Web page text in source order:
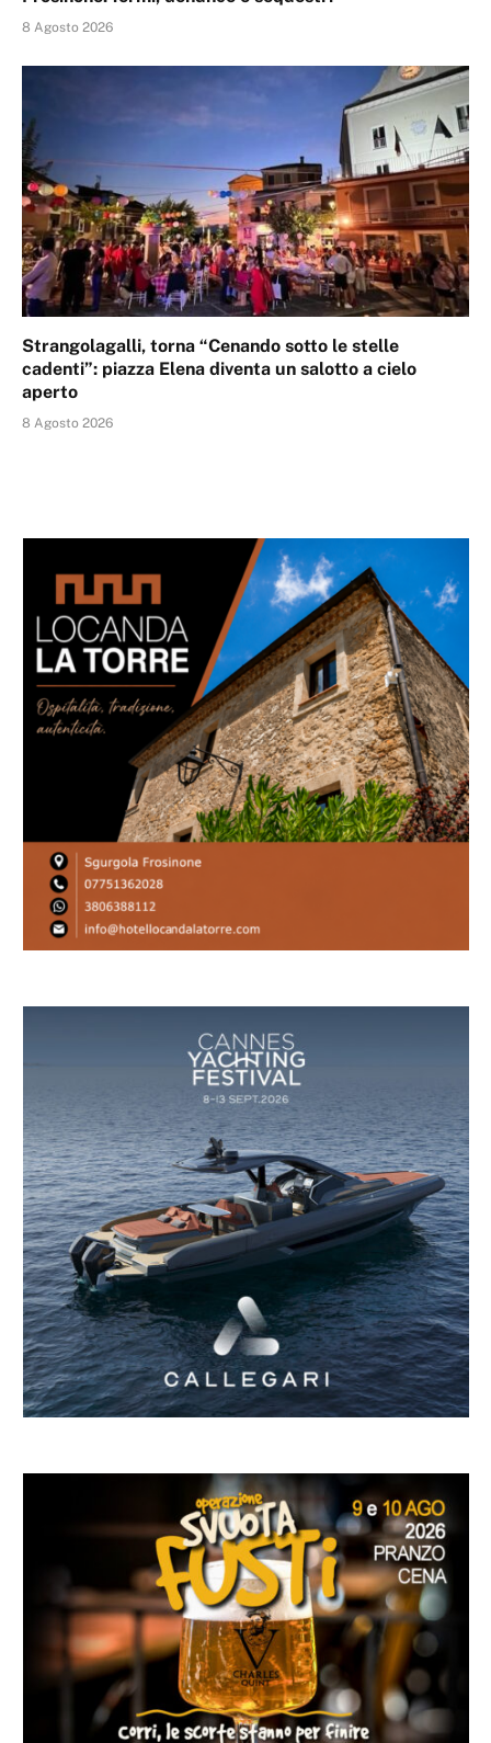
8 Agosto 2026
Strangolagalli, torna “Cenando sotto le stelle
cadenti”: piazza Elena diventa un salotto a cielo
aperto
8 Agosto 2026